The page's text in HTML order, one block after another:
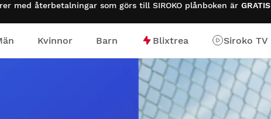
med återbetalningar som görs till SIROKO plånboken är GRATIS
Kvinnor Barn Blixtrea
Siroko TV